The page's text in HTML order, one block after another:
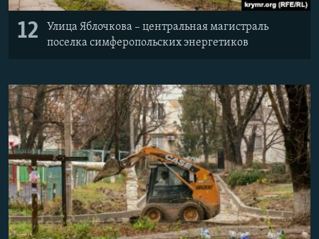
12
Улица Яблочкова – центральная магистраль
поселка симферопольских энергетиков